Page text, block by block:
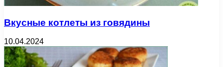
Вкусные котлеты из говядины
10.04.2024